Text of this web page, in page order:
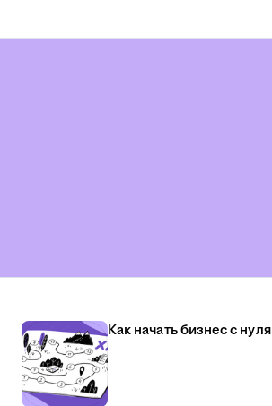
Как начать бизнес с нуля